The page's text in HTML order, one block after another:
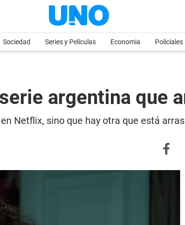
Sociedad Series y Películas Economia Policiales
argentina que
Netflix, sino que hay otra que está